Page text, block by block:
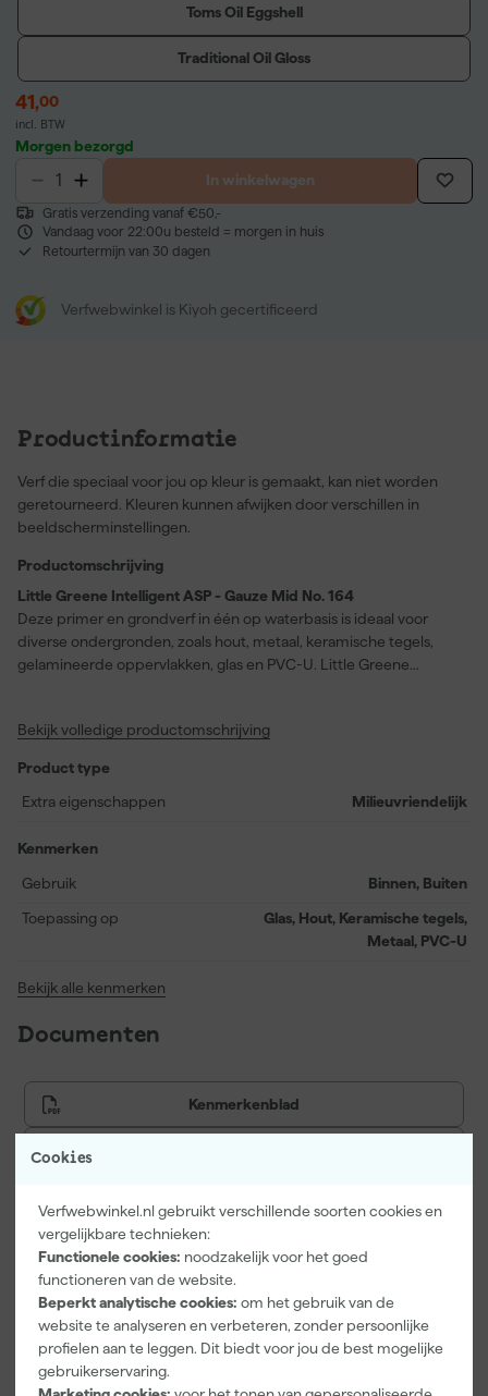
Cookies
Verfwebwinkel.nl gebruikt verschillende soorten cookies en
vergelijkbare technieken:
Functionele cookies: noodzakelijk voor het goed
functioneren van de website.
Beperkt analytische cookies: om het gebruik van de
website te analyseren en verbeteren, zonder persoonlijke
profielen aan te leggen. Dit biedt voor jou de best mogelijke
gebruikerservaring.
Toms Oil Eggshell
Traditional Oil Gloss
41,00
incl. BTW
Morgen bezorgd
In winkelwagen
Gratis verzending vanaf €50,-
Vandaag voor 22:00u besteld = morgen in huis
Retourtermijn van 30 dagen
Verfwebwinkel is Kiyoh gecertificeerd
Productinformatie
Verf die speciaal voor jou op kleur is gemaakt, kan niet worden
geretourneerd. Kleuren kunnen afwijken door verschillen in
beeldscherminstellingen.
Productomschrijving
Little Greene Intelligent ASP - Gauze Mid No. 164
Deze primer en grondverf in één op waterbasis is ideaal voor
diverse ondergronden, zoals hout, metaal, keramische tegels,
gelamineerde oppervlakken, glas en PVC-U. Little Greene
binnen als buiten te werken. Dankzij de snelle droogtijd van
ondersteunt alle ‘Intelligent’ afwerkingen en maakt het schilderen
op nagenoeg elk oppervlak eenvoudig. Het verbruik bedraagt
is dan de uiteindelijke verfkleur, beïnvloedt dit het eindresultaat
Bekijk volledige productomschrijving
Product type
Extra eigenschappen
Milieuvriendelijk
Kenmerken
Gebruik
Binnen, Buiten
Toepassing op
Glas, Hout, Keramische tegels,
Metaal, PVC-U
Bekijk alle kenmerken
Documenten
Kenmerkenblad
Vaak gekocht met